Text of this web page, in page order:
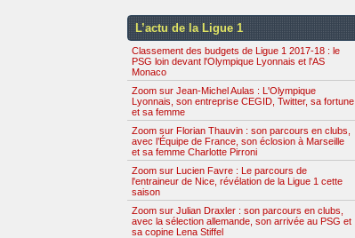
L’actu de la Ligue 1
Classement des budgets de Ligue 1 2017-18 : le
PSG loin devant l'Olympique Lyonnais et l'AS
Monaco
Zoom sur Jean-Michel Aulas : L'Olympique
Lyonnais, son entreprise CEGID, Twitter, sa fortune
et sa femme
Zoom sur Florian Thauvin : son parcours en clubs,
avec l’Équipe de France, son éclosion à Marseille
et sa femme Charlotte Pirroni
Zoom sur Lucien Favre : Le parcours de
l'entraineur de Nice, révélation de la Ligue 1 cette
saison
Zoom sur Julian Draxler : son parcours en clubs,
avec la sélection allemande, son arrivée au PSG et
sa copine Lena Stiffel